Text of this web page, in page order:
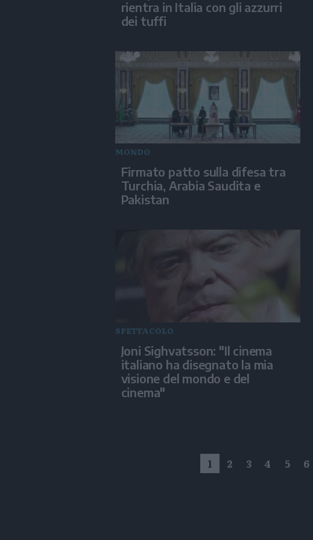
rientra in Italia con gli azzurri
dei tuffi
MONDO
Firmato patto sulla difesa tra
Turchia, Arabia Saudita e
Pakistan
SPETTACOLO
Joni Sighvatsson: "Il cinema
italiano ha disegnato la mia
visione del mondo e del
cinema"
1 2 3 4 5 6